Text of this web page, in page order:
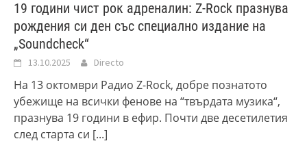
19 години чист рок адреналин: Z-Rock празнува
рождения си ден със специално издание на
„Soundcheck“
13.10.2025 Directo
На 13 октомври Радио Z-Rock, добре познатото
убежище на всички фенове на “твърдата музика“,
празнува 19 години в ефир. Почти две десетилетия
след старта си [...]